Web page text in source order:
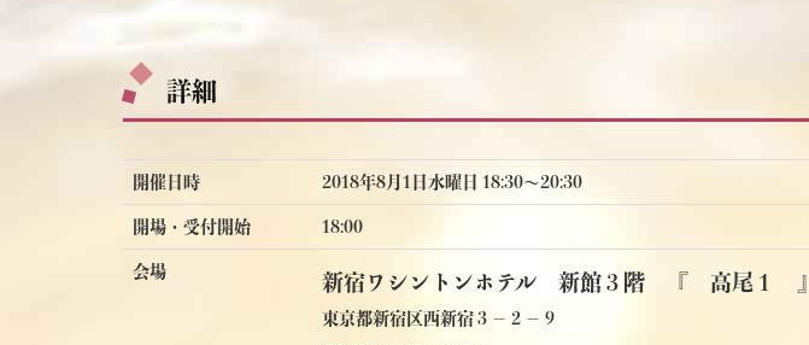
詳細
開催日時 2018年8月1日水曜日 18:30〜20:30
開場・受付開始 18:00
会場 新宿ワシントンホテル 新館３階 『 高尾１ 』
東京都新宿区西新宿３－２－９